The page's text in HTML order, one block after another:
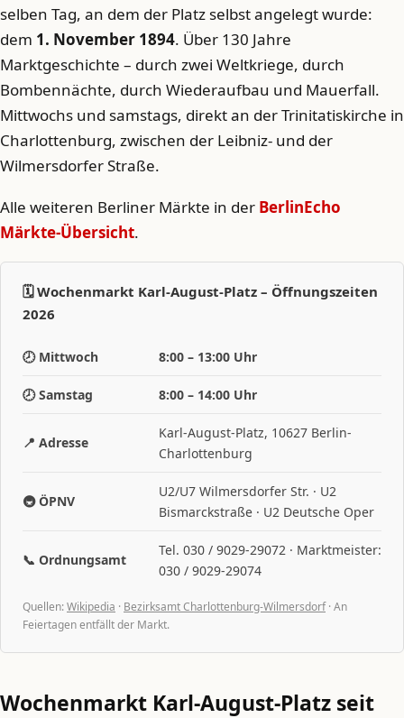
selben Tag, an dem der Platz selbst angelegt wurde:
dem 1. November 1894. Über 130 Jahre
Marktgeschichte – durch zwei Weltkriege, durch
Bombennächte, durch Wiederaufbau und Mauerfall.
Mittwochs und samstags, direkt an der Trinitatiskirche in
Charlottenburg, zwischen der Leibniz- und der
Wilmersdorfer Straße.
Alle weiteren Berliner Märkte in der BerlinEcho
Märkte-Übersicht.
🗓️ Wochenmarkt Karl-August-Platz – Öffnungszeiten
2026
🕗 Mittwoch 8:00 – 13:00 Uhr
🕗 Samstag 8:00 – 14:00 Uhr
📍 Adresse
Karl-August-Platz, 10627 Berlin-
Charlottenburg
🚇 ÖPNV
U2/U7 Wilmersdorfer Str. · U2
Bismarckstraße · U2 Deutsche Oper
📞 Ordnungsamt
Tel. 030 / 9029-29072 · Marktmeister:
030 / 9029-29074
Quellen:Wikipedia · Bezirksamt Charlottenburg-Wilmersdorf· An
Feiertagen entfällt der Markt.
Wochenmarkt Karl-August-Platz seit